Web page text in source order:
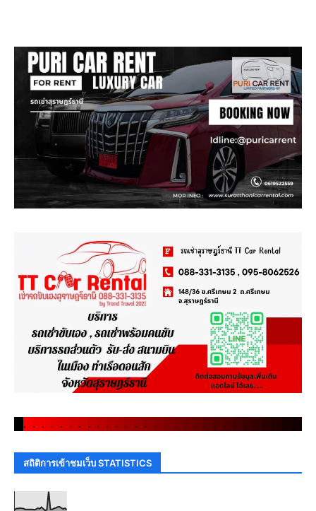
. . . . . . . . . . . . . . . . . . . . . . . .
สถิติการเข้าชมเว็บ STATISTICS